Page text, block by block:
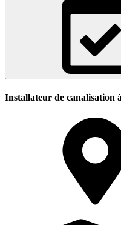
Installateur de canalisation